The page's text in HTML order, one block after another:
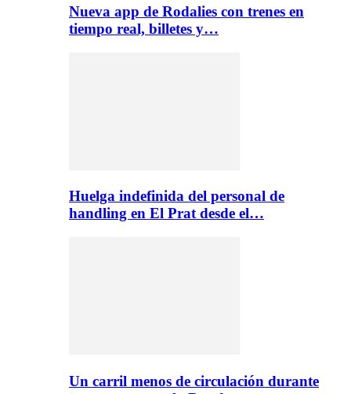
Nueva app de Rodalies con trenes en
tiempo real, billetes y…
Huelga indefinida del personal de
handling en El Prat desde el…
Un carril menos de circulación durante